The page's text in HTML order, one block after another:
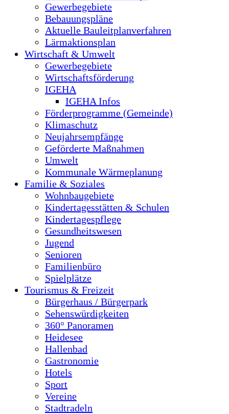
Gewerbegebiete
Bebauungspläne
Aktuelle Bauleitplanverfahren
Lärmaktionsplan
Wirtschaft & Umwelt
Gewerbegebiete
Wirtschaftsförderung
IGEHA
IGEHA Infos
Förderprogramme (Gemeinde)
Klimaschutz
Neujahrsempfänge
Geförderte Maßnahmen
Umwelt
Kommunale Wärmeplanung
Familie & Soziales
Wohnbaugebiete
Kindertagesstätten & Schulen
Kindertagespflege
Gesundheitswesen
Jugend
Senioren
Familienbüro
Spielplätze
Tourismus & Freizeit
Bürgerhaus / Bürgerpark
Sehenswürdigkeiten
360° Panoramen
Heidesee
Hallenbad
Gastronomie
Hotels
Sport
Vereine
Stadtradeln